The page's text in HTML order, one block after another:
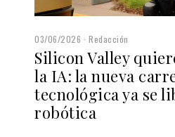
03/06/2026 Redacción
Silicon Valley
la IA: la nueva
tecnológica ya se
robótica